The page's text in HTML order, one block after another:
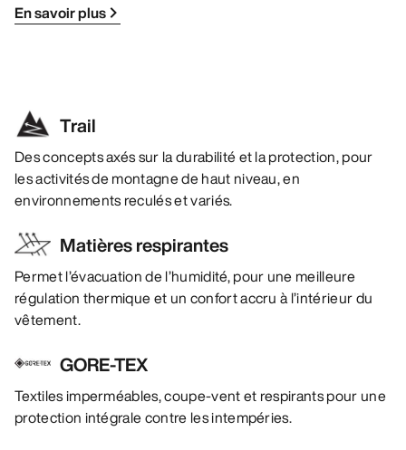
En savoir plus
Trail
Des concepts axés sur la durabilité et la protection, pour
les activités de montagne de haut niveau, en
environnements reculés et variés.
Matières respirantes
Permet l’évacuation de l’humidité, pour une meilleure
régulation thermique et un confort accru à l’intérieur du
vêtement.
GORE-TEX
Textiles imperméables, coupe-vent et respirants pour une
protection intégrale contre les intempéries.